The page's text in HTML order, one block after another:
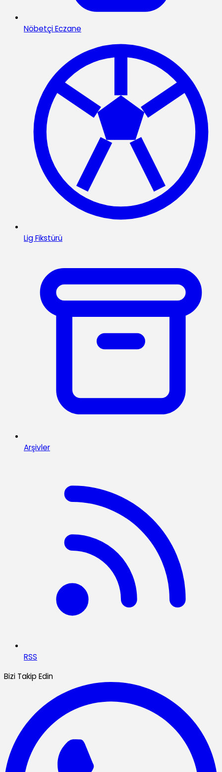
Nöbetçi Eczane
Lig Fikstürü
Arşivler
RSS
Bizi Takip Edin